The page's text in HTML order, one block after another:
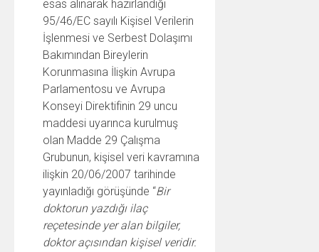
esas alınarak hazırlandığı
95/46/EC sayılı Kişisel Verilerin
İşlenmesi ve Serbest Dolaşımı
Bakımından Bireylerin
Korunmasına İlişkin Avrupa
Parlamentosu ve Avrupa
Konseyi Direktifinin 29 uncu
maddesi uyarınca kurulmuş
olan Madde 29 Çalışma
Grubunun, kişisel veri kavramına
ilişkin 20/06/2007 tarihinde
yayınladığı görüşünde “Bir
doktorun yazdığı ilaç
reçetesinde yer alan bilgiler,
doktor açısından kişisel veridir.